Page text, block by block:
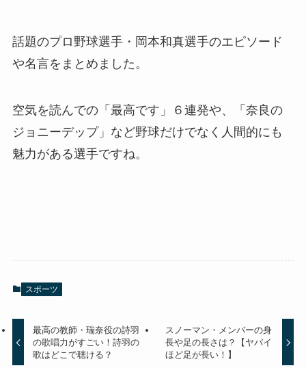
話題のプロ野球選手・岡本和真選手のエピソード
や名言をまとめました。
空気を読んでの「最高です」６連発や、「奈良の
ジョニーデップ」など野球だけでなく人間的にも
魅力がある選手ですね。
スポーツ
最高の教師・瑞奈役の詩羽
の歌唱力がすごい！詩羽の
歌はどこで聴ける？
スノーマン・メンバーの身
長や足の長さは？【ヤバイ
ほど足が長い！】